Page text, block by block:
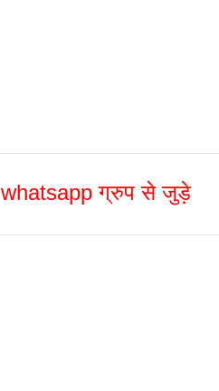
whatsapp ग्रुप से जुड़े